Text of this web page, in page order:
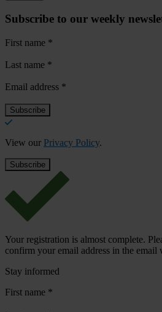
Subscribe to our weekly
First name *
Last name *
Email address *
View our Privacy Policy.
Your registration is almost complete.
confirm your email address in the email
Stay informed
First name *